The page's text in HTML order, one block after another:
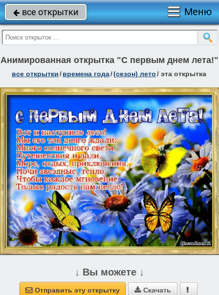
 все открытки Меню
Анимированная открытка "С первым днем лета!"
все открытки/времена года/(сезон) лето/ эта открытка
↓ Вы можете ↓
 Отправить эту открытку  Скачать 